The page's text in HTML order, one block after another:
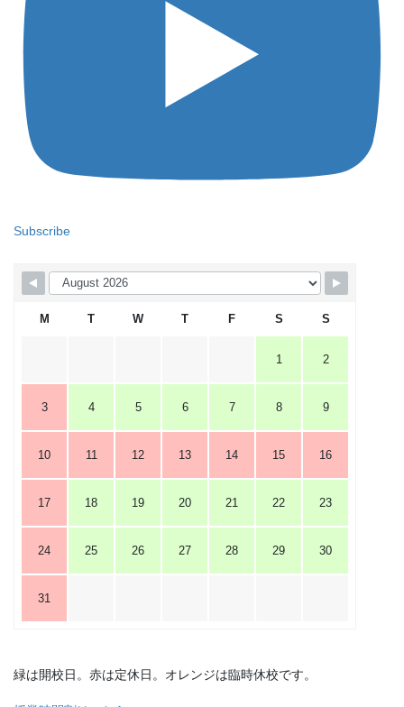
Subscribe
M T W T F S S
1 2
3 4 5 6 7 8 9
10 11 12 13 14 15 16
17 18 19 20 21 22 23
24 25 26 27 28 29 30
31
緑は開校日。赤は定休日。オレンジは臨時休校です。